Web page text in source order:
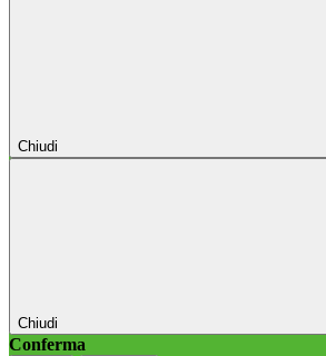
Chiudi
Chiudi
Conferma